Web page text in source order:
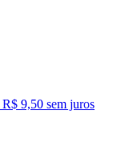
R$ 9,50 sem juros